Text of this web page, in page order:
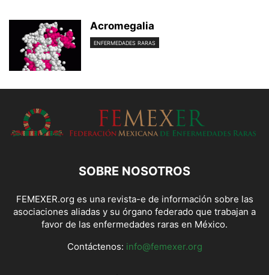
Acromegalia
ENFERMEDADES RARAS
SOBRE NOSOTROS
FEMEXER.org es una revista-e de información sobre las
asociaciones aliadas y su órgano federado que trabajan a
favor de las enfermedades raras en México.
Contáctenos: info@femexer.org